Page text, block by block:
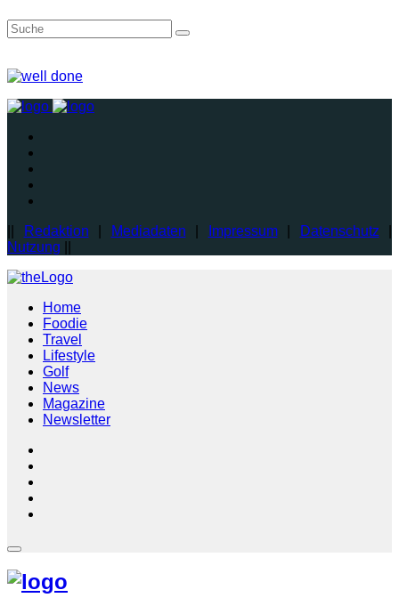
Redaktion Mediadaten Impressum| Datenschutz
Nutzung
Home
Foodie
Travel
Lifestyle
Golf
News
Magazine
Newsletter